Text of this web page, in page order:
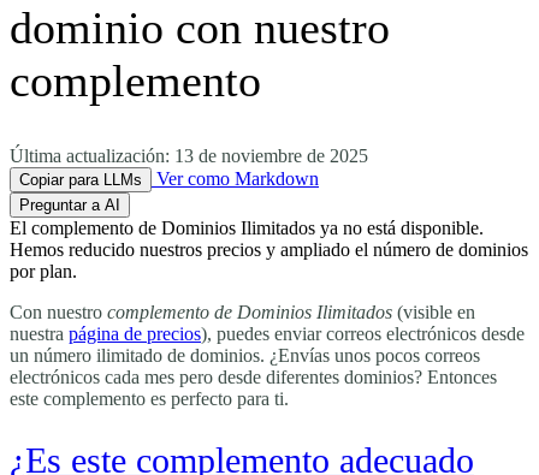
dominio con nuestro
complemento
Última actualización: 13 de noviembre de 2025
Copiar para LLMs Ver como Markdown
Preguntar a AI
El complemento de Dominios Ilimitados ya no está disponible.
Hemos reducido nuestros precios y ampliado el número de dominios
por plan.
Con nuestro complemento de Dominios Ilimitados (visible en
nuestra página de precios), puedes enviar correos electrónicos desde
un número ilimitado de dominios. ¿Envías unos pocos correos
electrónicos cada mes pero desde diferentes dominios? Entonces
este complemento es perfecto para ti.
¿Es este complemento adecuado